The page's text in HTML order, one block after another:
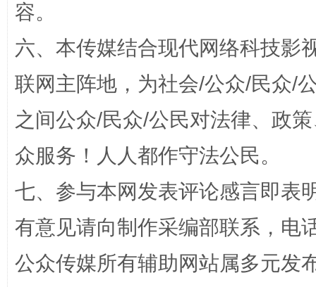
扯下公款旅游的“隐身衣” 如何以
“蜀中异人”王建安的艺术幻境
容。
六、本传媒结合现代网络科技影
联网主阵地，为社会/公众/民众/
之间公众/民众/公民对法律、政
众服务！人人都作守法公民。
七、参与本网发表评论感言即表
有意见请向制作采编部联系，电
公众传媒所有辅助网站属多元发